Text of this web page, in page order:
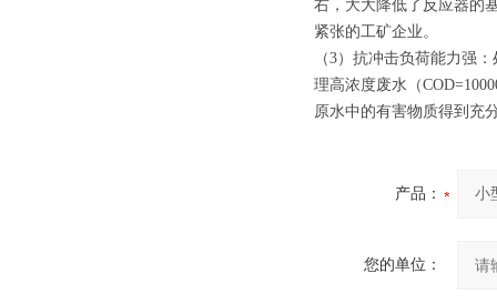
右，大大降低了反应器的
紧张的工矿企业。
（3）抗冲击负荷能力强
理高浓度废水（
原水中的有害物质得到充
产品：
您的单位：